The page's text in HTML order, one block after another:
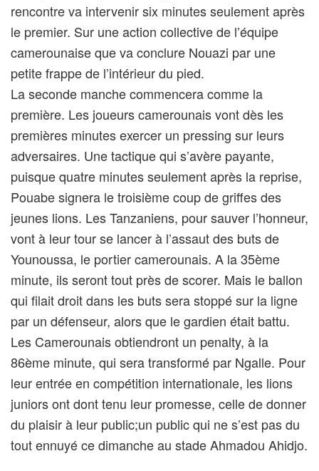
rencontre va intervenir six minutes seulement après
le premier. Sur une action collective de l’équipe
camerounaise que va conclure Nouazi par une
petite frappe de l’intérieur du pied.
La seconde manche commencera comme la
première. Les joueurs camerounais vont dès les
premières minutes exercer un pressing sur leurs
adversaires. Une tactique qui s’avère payante,
puisque quatre minutes seulement après la reprise,
Pouabe signera le troisième coup de griffes des
jeunes lions. Les Tanzaniens, pour sauver l’honneur,
vont à leur tour se lancer à l’assaut des buts de
Younoussa, le portier camerounais. A la 35ème
minute, ils seront tout près de scorer. Mais le ballon
qui filait droit dans les buts sera stoppé sur la ligne
par un défenseur, alors que le gardien était battu.
Les Camerounais obtiendront un penalty, à la
86ème minute, qui sera transformé par Ngalle. Pour
leur entrée en compétition internationale, les lions
juniors ont dont tenu leur promesse, celle de donner
du plaisir à leur public;un public qui ne s’est pas du
tout ennuyé ce dimanche au stade Ahmadou Ahidjo.